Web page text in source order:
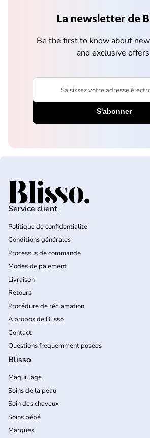
La newsletter de
Be the first to know about
and exclusive
Saisissez votre adresse électronique
Accueil
Service client
Politique de confidentialité
Conditions générales
Processus de commande
Modes de paiement
Livraison
Retours
Procédure de réclamation
À propos de Blisso
Contact
Questions fréquemment posées
Blisso
Maquillage
Soins de la peau
Soin des cheveux
Soins bébé
Marques